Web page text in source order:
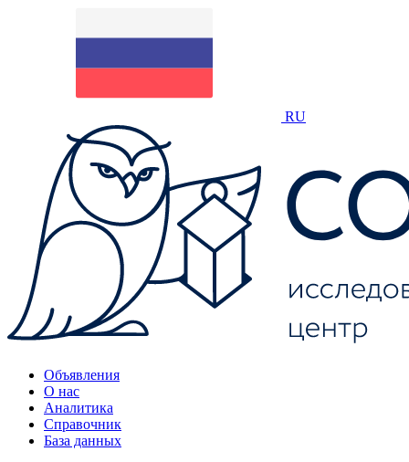
RU
Объявления
О нас
Аналитика
Справочник
База данных